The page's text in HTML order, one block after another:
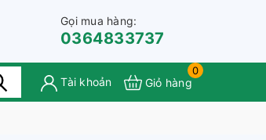
Gọi mua hàng:
0364833737
Tài khoản
0
Giỏ hàng